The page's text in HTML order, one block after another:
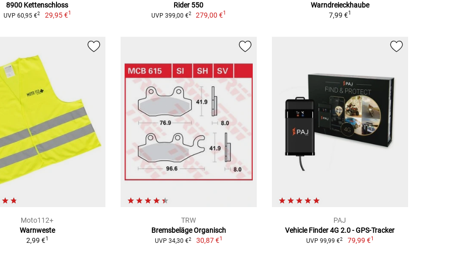
8900 Kettenschloss
UVP 60,95 €2 29,95 €1
Rider 550
UVP 399,00 €2 279,00 €1
Warndreieckhaube
7,99 €1
Moto112+
Warnweste
2,99 €1
TRW
Bremsbeläge Organisch
UVP 34,30 €2 30,87 €1
PAJ
Vehicle Finder 4G 2.0 - GPS-Tracker
UVP 99,99 €2 79,99 €1